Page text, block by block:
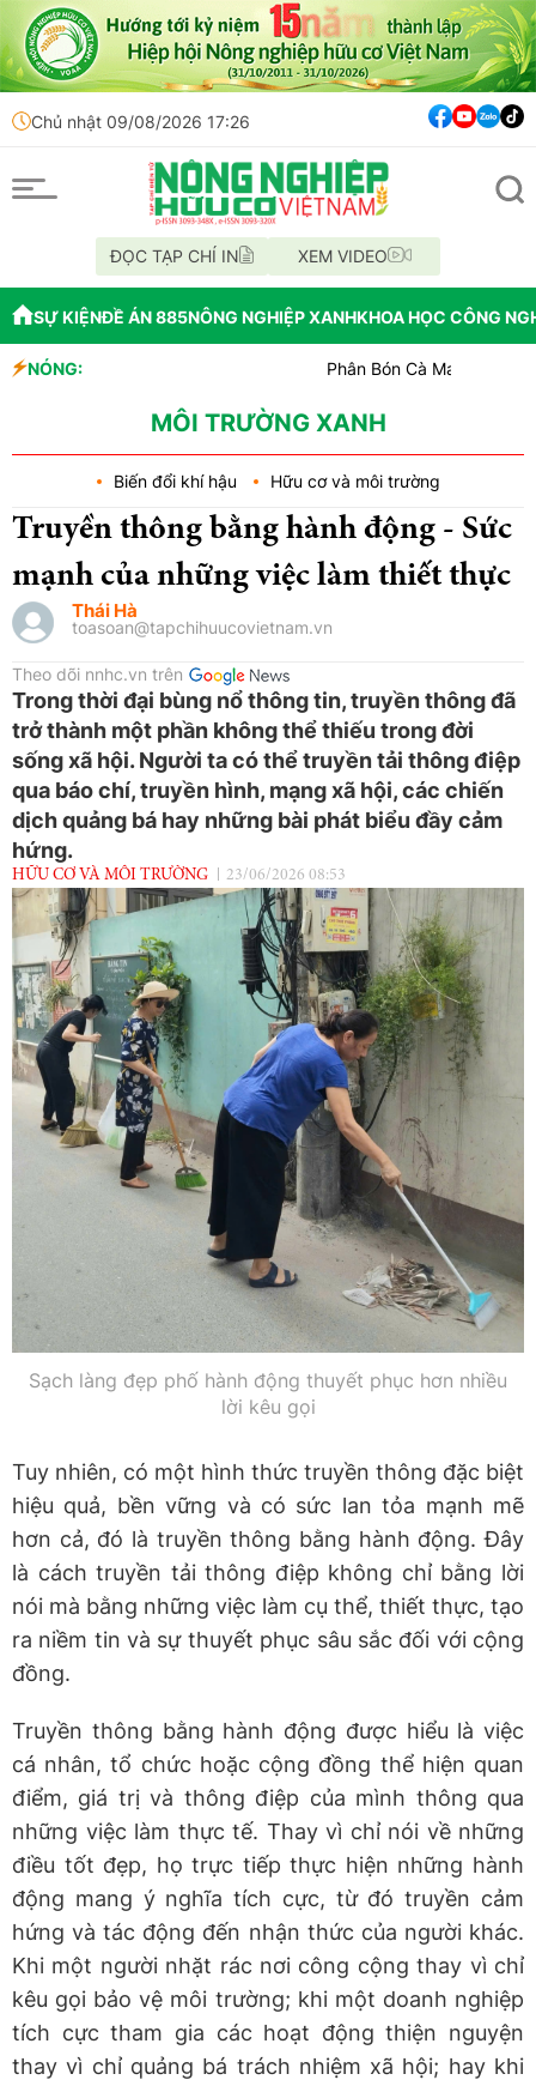
Chủ nhật 09/08/2026 17:26
ĐỌC TẠP CHÍ IN XEM VIDEO
SỰ KIỆNĐỀ ÁN 885NÔNG NGHIỆP XANHKHOA HỌC CÔNG
NÓNG:
Phân Bón Cà Mau đồng hành với
Mùa xanh trên cánh đồng Mường
MÔI TRƯỜNG XANH
Biến đổi khí hậu Hữu cơ và môi trường
Truyền thông bằng hành động - Sức
mạnh của những việc làm thiết thực
Thái Hà
toasoan@tapchihuucovietnam.vn
Theo dõi nnhc.vn trên
Trong thời đại bùng nổ thông tin, truyền thông đã
trở thành một phần không thể thiếu trong đời
sống xã hội. Người ta có thể truyền tải thông điệp
qua báo chí, truyền hình, mạng xã hội, các chiến
dịch quảng bá hay những bài phát biểu đầy cảm
hứng.
HỮU CƠ VÀ MÔI TRƯỜNG 23/06/2026 08:53
Sạch làng đẹp phố hành động thuyết phục hơn nhiều
lời kêu gọi
Tuy nhiên, có một hình thức truyền thông đặc biệt
hiệu quả, bền vững và có sức lan tỏa mạnh mẽ
hơn cả, đó là truyền thông bằng hành động. Đây
là cách truyền tải thông điệp không chỉ bằng lời
nói mà bằng những việc làm cụ thể, thiết thực, tạo
ra niềm tin và sự thuyết phục sâu sắc đối với cộng
đồng.
Truyền thông bằng hành động được hiểu là việc
cá nhân, tổ chức hoặc cộng đồng thể hiện quan
điểm, giá trị và thông điệp của mình thông qua
những việc làm thực tế. Thay vì chỉ nói về những
điều tốt đẹp, họ trực tiếp thực hiện những hành
động mang ý nghĩa tích cực, từ đó truyền cảm
hứng và tác động đến nhận thức của người khác.
Khi một người nhặt rác nơi công cộng thay vì chỉ
kêu gọi bảo vệ môi trường; khi một doanh nghiệp
tích cực tham gia các hoạt động thiện nguyện
thay vì chỉ quảng bá trách nhiệm xã hội; hay khi